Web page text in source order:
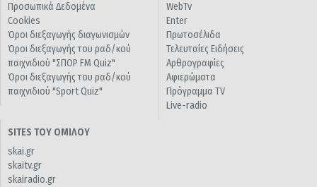
Προσωπικά Δεδομένα
Cookies
Όροι διεξαγωγής διαγωνισμών
Όροι διεξαγωγής του ραδ/κού
παιχνιδιού "ΣΠΟΡ FM Quiz"
Όροι διεξαγωγής του ραδ/κού
παιχνιδιού "Sport Quiz"
WebTv
Enter
Πρωτοσέλιδα
Τελευταίες Ειδήσεις
Αρθρογραφίες
Αφιερώματα
Πρόγραμμα TV
Live-radio
SITES ΤΟΥ ΟΜΙΛΟΥ
skai.gr
skaitv.gr
skairadio.gr